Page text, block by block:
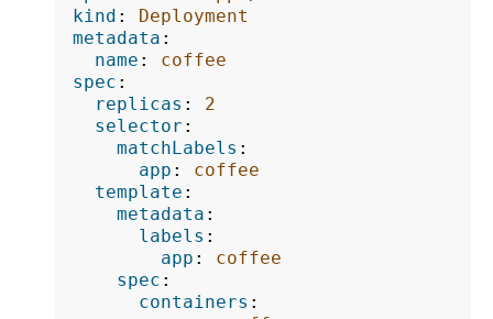
kind :
Deployment
metadata :
name :
coffee
spec :
replicas :
2
selector :
matchLabels :
app :
coffee
template :
metadata :
labels :
app :
coffee
spec :
containers :